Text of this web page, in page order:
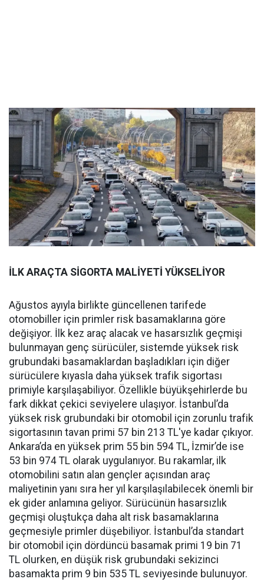
İLK ARAÇTA SİGORTA MALİYETİ YÜKSELİYOR
Ağustos ayıyla birlikte güncellenen tarifede
otomobiller için primler risk basamaklarına göre
değişiyor. İlk kez araç alacak ve hasarsızlık geçmişi
bulunmayan genç sürücüler, sistemde yüksek risk
grubundaki basamaklardan başladıkları için diğer
sürücülere kıyasla daha yüksek trafik sigortası
primiyle karşılaşabiliyor. Özellikle büyükşehirlerde bu
fark dikkat çekici seviyelere ulaşıyor. İstanbul’da
yüksek risk grubundaki bir otomobil için zorunlu trafik
sigortasının tavan primi 57 bin 213 TL'ye kadar çıkıyor.
Ankara’da en yüksek prim 55 bin 594 TL, İzmir’de ise
53 bin 974 TL olarak uygulanıyor. Bu rakamlar, ilk
otomobilini satın alan gençler açısından araç
maliyetinin yanı sıra her yıl karşılaşılabilecek önemli bir
ek gider anlamına geliyor. Sürücünün hasarsızlık
geçmişi oluştukça daha alt risk basamaklarına
geçmesiyle primler düşebiliyor. İstanbul’da standart
bir otomobil için dördüncü basamak primi 19 bin 71
TL olurken, en düşük risk grubundaki sekizinci
basamakta prim 9 bin 535 TL seviyesinde bulunuyor.